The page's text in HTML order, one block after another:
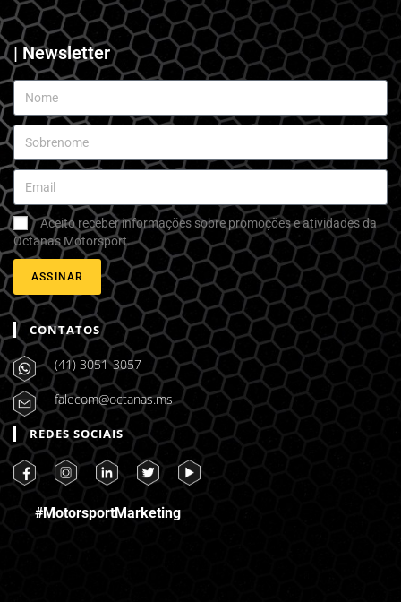
| Newsletter
Aceito receber informações sobre promoções e atividades da
Octanas Motorsport.
ASSINAR
CONTATOS
(41) 3051-3057
falecom@octanas.ms
REDES SOCIAIS
#MotorsportMarketing